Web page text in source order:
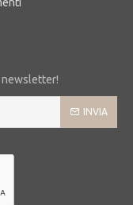
INVIA